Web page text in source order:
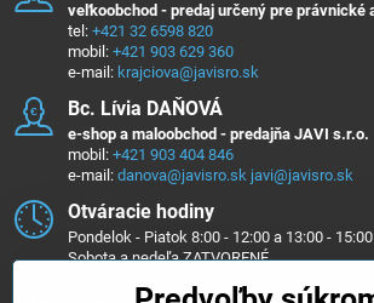
veľkoobchod - predaj určený pre právnické
tel: +421 32 6598 820
mobil: +421 903 629 360
e-mail: krajciova@javisro.sk
Bc​. Lívia DAŇOVÁ
e-shop a maloobchod - predajňa JAVI s.r.o.
mobil: +421 903 404 846
e-mail: danova@javisro.sk javi@javisro.sk
Otváracie hodiny
Pondelok - Piatok 8:00 - 12:00 a 13:00 - 15:00
Sobota a nedeľa ZATVORENÉ